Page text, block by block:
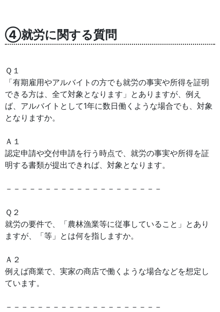
④就労に関する質問
Ｑ１
「有期雇用やアルバイトの方でも就労の事実や所得を証明
できる方は、全て対象となります」とありますが、例え
ば、アルバイトとして1年に数日働くような場合でも、対象
となりますか。
Ａ１
認定申請や交付申請を行う時点で、就労の事実や所得を証
明する書類が提出できれば、対象となります。
－－－－－－－－－－－－－－－－－－－－
Ｑ２
就労の要件で、「農林漁業等に従事していること」とあり
ますが、「等」とは何を指しますか。
Ａ２
例えば商業で、実家の商店で働くような場合などを想定し
ています。
－－－－－－－－－－－－－－－－－－－－